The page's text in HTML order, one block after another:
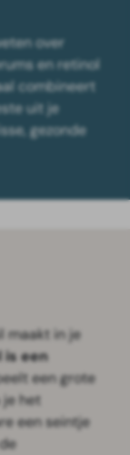
over
en retinol
combineert
uit je
gezonde
maakt in je
is een
een grote
je het
een seintje